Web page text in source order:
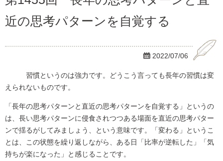
近の思考パターンを自覚する
 2022/07/06
習慣というのは強力です。どうこう言っても長年の習慣は変
えられないものです。
「長年の思考パターンと直近の思考パターンを自覚する」というの
は、長い思考パターンに侵食されつつある場面を直近の思考パター
ンで揺るがしてみましょう、という意味です。「変わる」というこ
とは、この状態を繰り返しながら、ある日「比率が逆転した」「気
持ちが楽になった」と感じることです。